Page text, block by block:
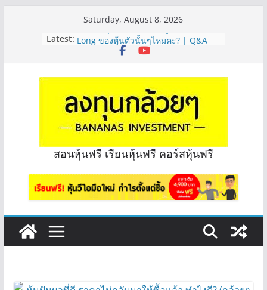
Saturday, August 8, 2026
Latest: จะเลือกหุ้นแต่ละตัว ต้องดู Short –
Long ของหุ้นตัวนั้นๆไหมคะ? | Q&A
กล้วยๆ EP.1164
EP.41
หุ้นซอสภูเขาทอง Sauce เหมาะถือเป็น
หุ้นปันผลไหม? | Q&A กล้วยๆ EP.1166
OSP vs CBG vs ICHI ควร DCA ตัวไหน
ดี? | Q&A กล้วยๆ EP.1165
รีวิวงบกลุ่ม Bank หุ้นไหนเหมาะถือเอา
สอนหุ้นฟรี เรียนหุ้นฟรี คอร์สหุ้นฟรี